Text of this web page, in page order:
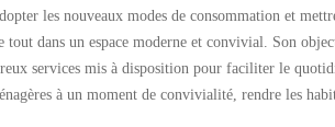
les nouveaux modes de consommation et
tout dans un espace moderne et convivial. Son
services mis à disposition pour faciliter le
à un moment de convivialité, rendre les